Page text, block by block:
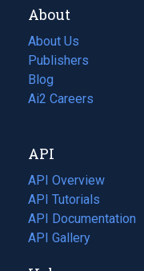
About
About Us
Publishers
Blog
(opens
in
tab)
Ai2 Careers
(opens
new
tab)
API
API Overview
API Tutorials
API Documentation
(opens
in
API Gallery